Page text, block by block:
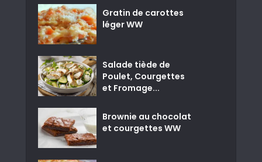
Gratin de carottes
léger WW
Salade tiède de
Poulet, Courgettes
et Fromage...
Brownie au chocolat
et courgettes WW